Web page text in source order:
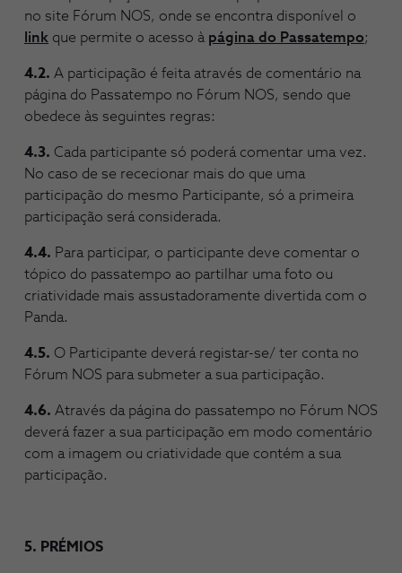
no site Fórum NOS, onde se encontra disponível o
link que permite o acesso à página do Passatempo;
4.2. A participação é feita através de comentário na
página do Passatempo no Fórum NOS, sendo que
obedece às seguintes regras:
4.3. Cada participante só poderá comentar uma vez.
No caso de se rececionar mais do que uma
participação do mesmo Participante, só a primeira
participação será considerada.
4.4. Para participar, o participante deve comentar o
tópico do passatempo ao partilhar uma foto ou
criatividade mais assustadoramente divertida com o
Panda.
4.5. O Participante deverá registar-se/ ter conta no
Fórum NOS para submeter a sua participação.
4.6. Através da página do passatempo no Fórum NOS
deverá fazer a sua participação em modo comentário
com a imagem ou criatividade que contém a sua
participação.
5. PRÉMIOS